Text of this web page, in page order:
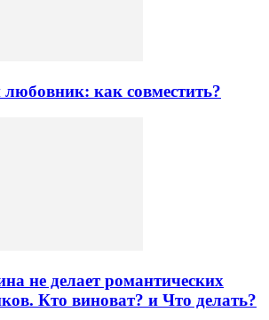
как совместить?
не делает романтических
Кто виноват? и Что делать?